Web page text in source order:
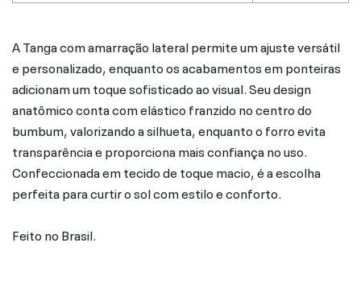
A Tanga com amarração lateral permite um ajuste versátil
e personalizado, enquanto os acabamentos em ponteiras
adicionam um toque sofisticado ao visual. Seu design
anatômico conta com elástico franzido no centro do
bumbum, valorizando a silhueta, enquanto o forro evita
transparência e proporciona mais confiança no uso.
Confeccionada em tecido de toque macio, é a escolha
perfeita para curtir o sol com estilo e conforto.
Feito no Brasil.